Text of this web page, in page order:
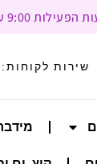
ז’בוטינסקי 93, רמת גן
שירות לקוחות: